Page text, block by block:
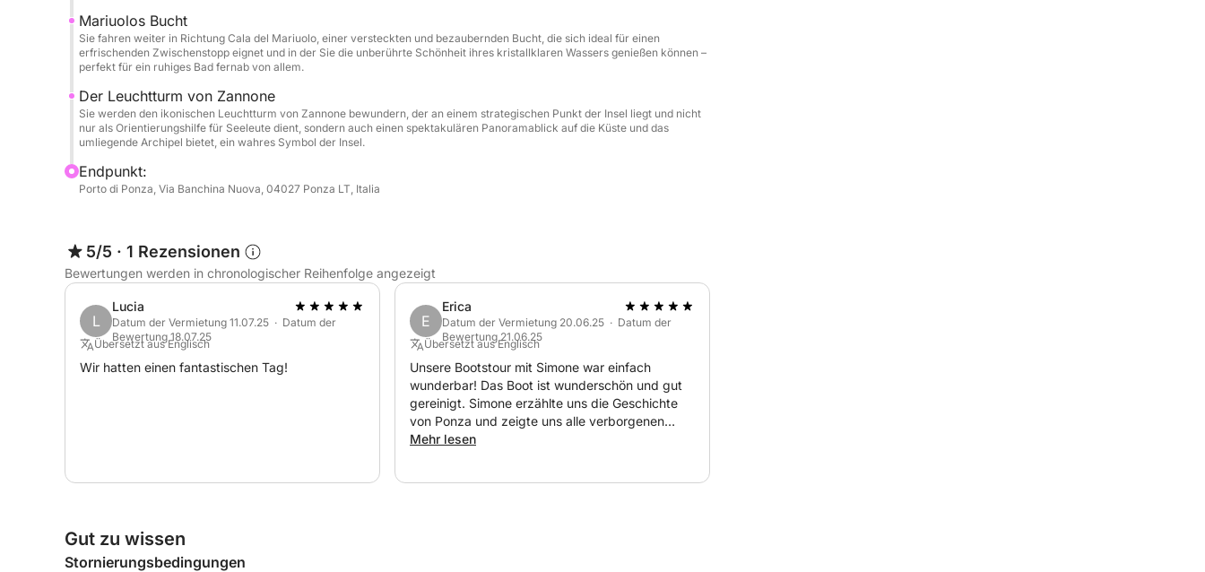
Mariuolos Bucht
Sie fahren weiter in Richtung Cala del Mariuolo, einer versteckten und bezaubernden Bucht, die sich ideal für einen
erfrischenden Zwischenstopp eignet und in der Sie die unberührte Schönheit ihres kristallklaren Wassers genießen können –
perfekt für ein ruhiges Bad fernab von allem.
Der Leuchtturm von Zannone
Sie werden den ikonischen Leuchtturm von Zannone bewundern, der an einem strategischen Punkt der Insel liegt und nicht
nur als Orientierungshilfe für Seeleute dient, sondern auch einen spektakulären Panoramablick auf die Küste und das
umliegende Archipel bietet, ein wahres Symbol der Insel.
Endpunkt:
Porto di Ponza, Via Banchina Nuova, 04027 Ponza LT, Italia
5/5 · 1 Rezensionen
Bewertungen werden in chronologischer Reihenfolge angezeigt
L
Lucia
Datum der Vermietung 11.07.25 · Datum der
Bewertung 18.07.25
Übersetzt aus Englisch
Wir hatten einen fantastischen Tag!
E
Erica
Datum der Vermietung 20.06.25 · Datum der
Bewertung 21.06.25
Übersetzt aus Englisch
Unsere Bootstour mit Simone war einfach
wunderbar! Das Boot ist wunderschön und gut
gereinigt. Simone erzählte uns die Geschichte
von Ponza und zeigte uns alle verborgenen
Schätze der Insel – er nahm sich sogar die Zeit,
Mehr lesen
Gut zu wissen
Stornierungsbedingungen